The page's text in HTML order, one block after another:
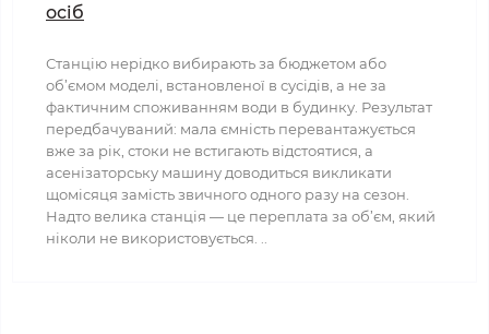
осіб
Станцію нерідко вибирають за бюджетом або
об’ємом моделі, встановленої в сусідів, а не за
фактичним споживанням води в будинку. Результат
передбачуваний: мала ємність перевантажується
вже за рік, стоки не встигають відстоятися, а
асенізаторську машину доводиться викликати
щомісяця замість звичного одного разу на сезон.
Надто велика станція — це переплата за об’єм, який
ніколи не використовується. ..